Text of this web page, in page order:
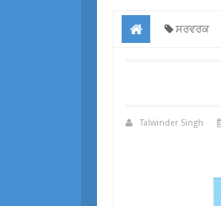
ਸਰਵਰਕ
Talwinder Singh